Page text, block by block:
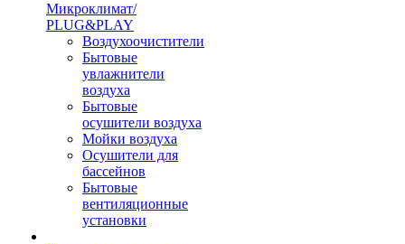
Микроклимат/
PLUG&PLAY
Воздухоочистители
Бытовые
увлажнители
воздуха
Бытовые
осушители воздуха
Мойки воздуха
Осушители для
бассейнов
Бытовые
вентиляционные
установки